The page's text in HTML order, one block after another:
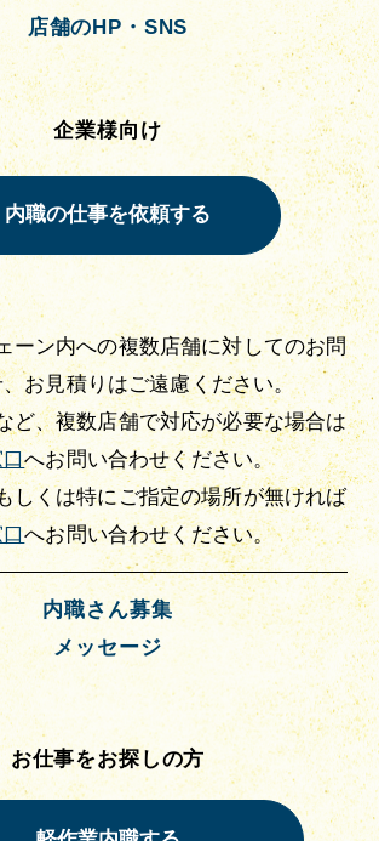
店舗のHP・SNS
企業様向け
ーン内への複数店舗に対してのお問
お見積りはご遠慮ください。
ど、複数店舗で対応が必要な場合は
へお問い合わせください。
しくは特にご指定の場所が無ければ
へお問い合わせください。
内職さん募集
メッセージ
お仕事をお探しの方